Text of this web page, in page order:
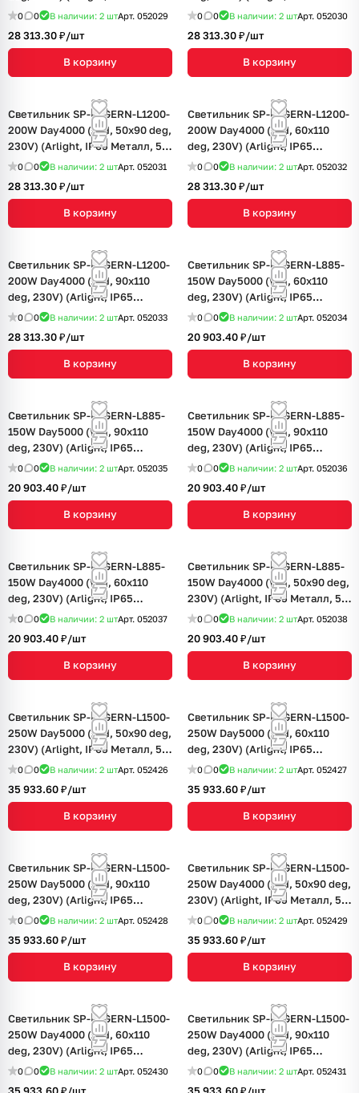
Металл, 5 лет)
0 0 В наличии: 2 штАрт. 052029
28 313.30 ₽/шт
В корзину
Металл, 5 лет)
0 0 В наличии: 2 штАрт. 052030
28 313.30 ₽/шт
В корзину
Светильник SP-LAGERN-L1200-
200W Day4000 (WH, 50х90 deg,
230V) (Arlight, IP65 Металл, 5
лет)
0 0 В наличии: 2 штАрт. 052031
28 313.30 ₽/шт
В корзину
Светильник SP-LAGERN-L1200-
200W Day4000 (WH, 60х110
deg, 230V) (Arlight, IP65
Металл, 5 лет)
0 0 В наличии: 2 штАрт. 052032
28 313.30 ₽/шт
В корзину
Светильник SP-LAGERN-L1200-
200W Day4000 (WH, 90х110
deg, 230V) (Arlight, IP65
Металл, 5 лет)
0 0 В наличии: 2 штАрт. 052033
28 313.30 ₽/шт
В корзину
Светильник SP-LAGERN-L885-
150W Day5000 (WH, 60х110
deg, 230V) (Arlight, IP65
Металл, 5 лет)
0 0 В наличии: 2 штАрт. 052034
20 903.40 ₽/шт
В корзину
Светильник SP-LAGERN-L885-
150W Day5000 (WH, 90х110
deg, 230V) (Arlight, IP65
Металл, 5 лет)
0 0 В наличии: 2 штАрт. 052035
20 903.40 ₽/шт
В корзину
Светильник SP-LAGERN-L885-
150W Day4000 (WH, 90х110
deg, 230V) (Arlight, IP65
Металл, 5 лет)
0 0 В наличии: 2 штАрт. 052036
20 903.40 ₽/шт
В корзину
Светильник SP-LAGERN-L885-
150W Day4000 (WH, 60х110
deg, 230V) (Arlight, IP65
Металл, 5 лет)
0 0 В наличии: 2 штАрт. 052037
20 903.40 ₽/шт
В корзину
Светильник SP-LAGERN-L885-
150W Day4000 (WH, 50х90 deg,
230V) (Arlight, IP65 Металл, 5
лет)
0 0 В наличии: 2 штАрт. 052038
20 903.40 ₽/шт
В корзину
Светильник SP-LAGERN-L1500-
250W Day5000 (WH, 50х90 deg,
230V) (Arlight, IP65 Металл, 5
лет)
0 0 В наличии: 2 штАрт. 052426
35 933.60 ₽/шт
В корзину
Светильник SP-LAGERN-L1500-
250W Day5000 (WH, 60х110
deg, 230V) (Arlight, IP65
Металл, 5 лет)
0 0 В наличии: 2 штАрт. 052427
35 933.60 ₽/шт
В корзину
Светильник SP-LAGERN-L1500-
250W Day5000 (WH, 90х110
deg, 230V) (Arlight, IP65
Металл, 5 лет)
0 0 В наличии: 2 штАрт. 052428
35 933.60 ₽/шт
В корзину
Светильник SP-LAGERN-L1500-
250W Day4000 (WH, 50х90 deg,
230V) (Arlight, IP65 Металл, 5
лет)
0 0 В наличии: 2 штАрт. 052429
35 933.60 ₽/шт
В корзину
Светильник SP-LAGERN-L1500-
250W Day4000 (WH, 60х110
deg, 230V) (Arlight, IP65
Металл, 5 лет)
0 0 В наличии: 2 штАрт. 052430
Светильник SP-LAGERN-L1500-
250W Day4000 (WH, 90х110
deg, 230V) (Arlight, IP65
Металл, 5 лет)
0 0 В наличии: 2 штАрт. 052431